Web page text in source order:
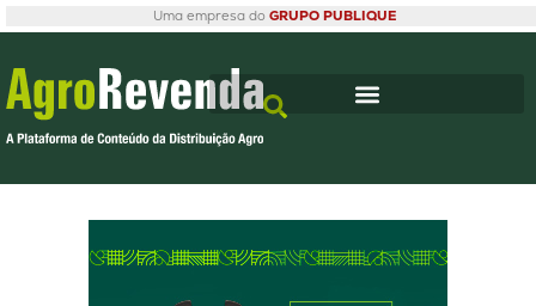
Uma empresa do GRUPO PUBLIQUE